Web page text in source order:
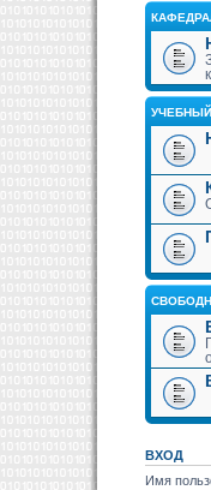
ВХОД
Имя